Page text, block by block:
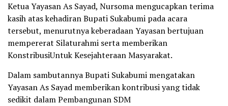
Ketua Yayasan As Sayad, Nursoma mengucapkan terima
kasih atas kehadiran Bupati Sukabumi pada acara
tersebut, menurutnya keberadaan Yayasan bertujuan
mempererat Silaturahmi serta memberikan
KonstribusiUntuk Kesejahteraan Masyarakat.
Dalam sambutannya Bupati Sukabumi mengatakan
Yayasan As Sayad memberikan kontribusi yang tidak
sedikit dalam Pembangunan SDM